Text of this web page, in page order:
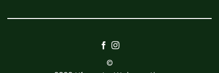
©